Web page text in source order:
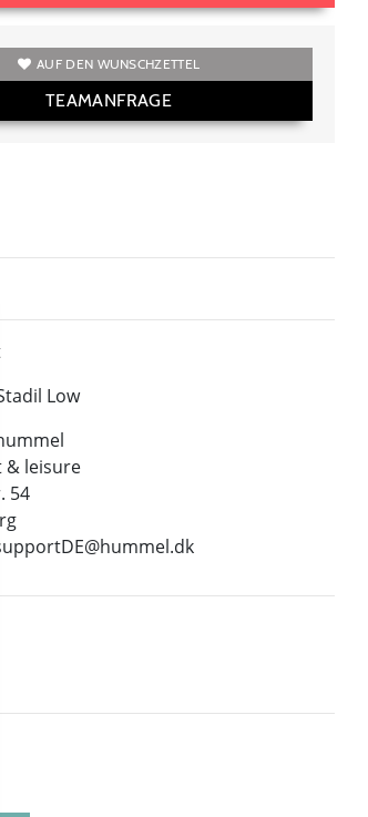
AUF DEN WUNSCHZETTEL
TEAMANFRAGE
Low
& leisure
54